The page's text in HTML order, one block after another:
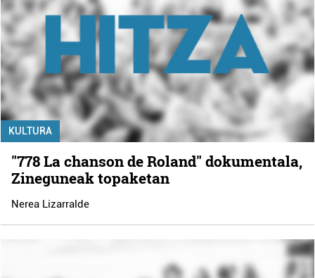
KULTURA
"778 La chanson de Roland" dokumentala,
Zineguneak topaketan
Nerea Lizarralde